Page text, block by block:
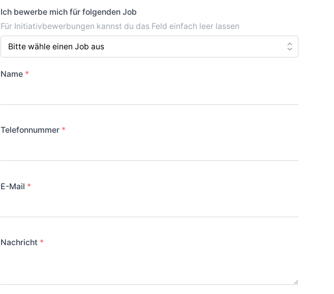
Allgemeines
Ich bewerbe mich für folgenden Job
Für Initiativbewerbungen kannst du das Feld einfach leer lassen
Name *
Telefonnummer *
E-Mail *
Nachricht *